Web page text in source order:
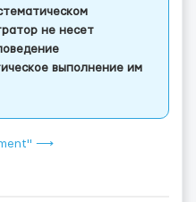
не несет
выполнение им
⟶